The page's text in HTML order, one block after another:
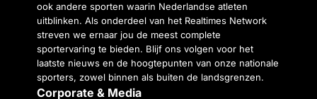
ook andere sporten waarin Nederlandse atleten
uitblinken. Als onderdeel van het Realtimes Network
streven we ernaar jou de meest complete
sportervaring te bieden. Blijf ons volgen voor het
laatste nieuws en de hoogtepunten van onze nationale
sporters, zowel binnen als buiten de landsgrenzen.
Corporate & Media